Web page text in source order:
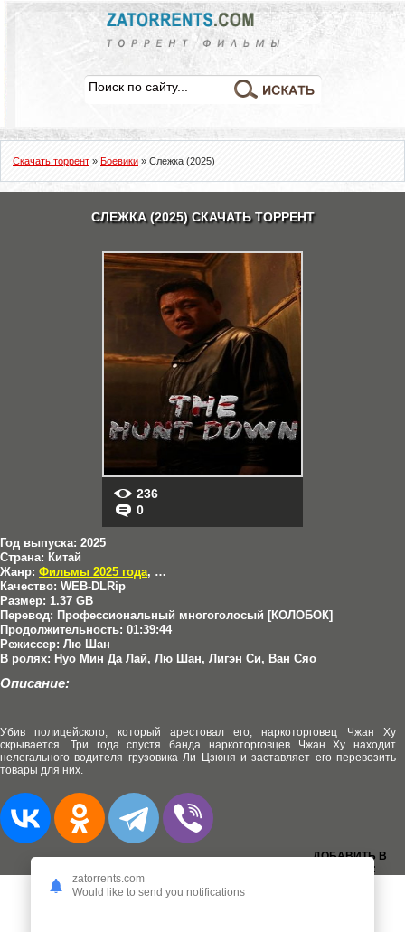
Скачать торрент » Боевики » Слежка (2025)
СЛЕЖКА (2025) СКАЧАТЬ ТОРРЕНТ
236
0
Год выпуска: 2025
Страна: Китай
Жанр: Фильмы 2025 года, Боевики
Качество: WEB-DLRip
Размер: 1.37 GB
Перевод: Профессиональный многоголосый [КОЛОБОК]
Продолжительность: 01:39:44
Режиссер: Лю Шан
В ролях: Нуо Мин Да Лай, Лю Шан, Лигэн Си, Ван Сяо
Описание:
Убив полицейского, который арестовал его, наркоторговец Чжан Ху
скрывается. Три года спустя банда наркоторговцев Чжан Ху находит
нелегального водителя грузовика Ли Цзюня и заставляет его перевозить
товары для них.
ДОБАВИТЬ В
ЗАКЛАДКИ:
zatorrents.com
Would like to send you notifications